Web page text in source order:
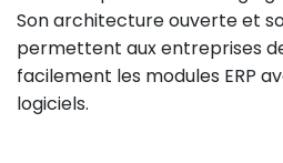
Son architecture ouverte et
permettent aux entreprises
facilement les modules ERP
logiciels.